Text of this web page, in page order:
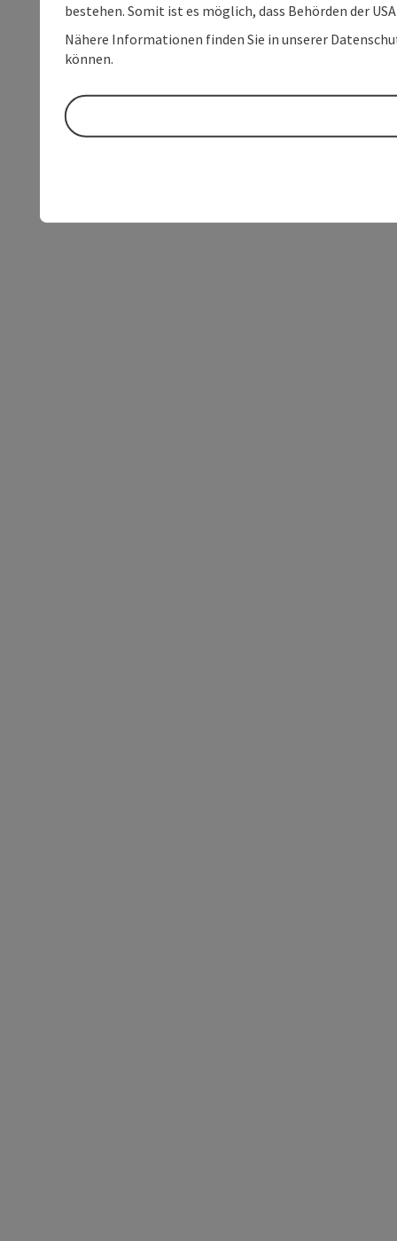
bestehen. Somit ist es möglich, dass Behörden der
Nähere Informationen finden Sie in unserer
können.